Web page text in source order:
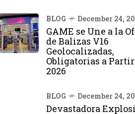
BLOG December 24,
GAME se Une a la
de Balizas V16
Geolocalizadas,
Obligatorias a
2026
BLOG December 24,
Devastadora